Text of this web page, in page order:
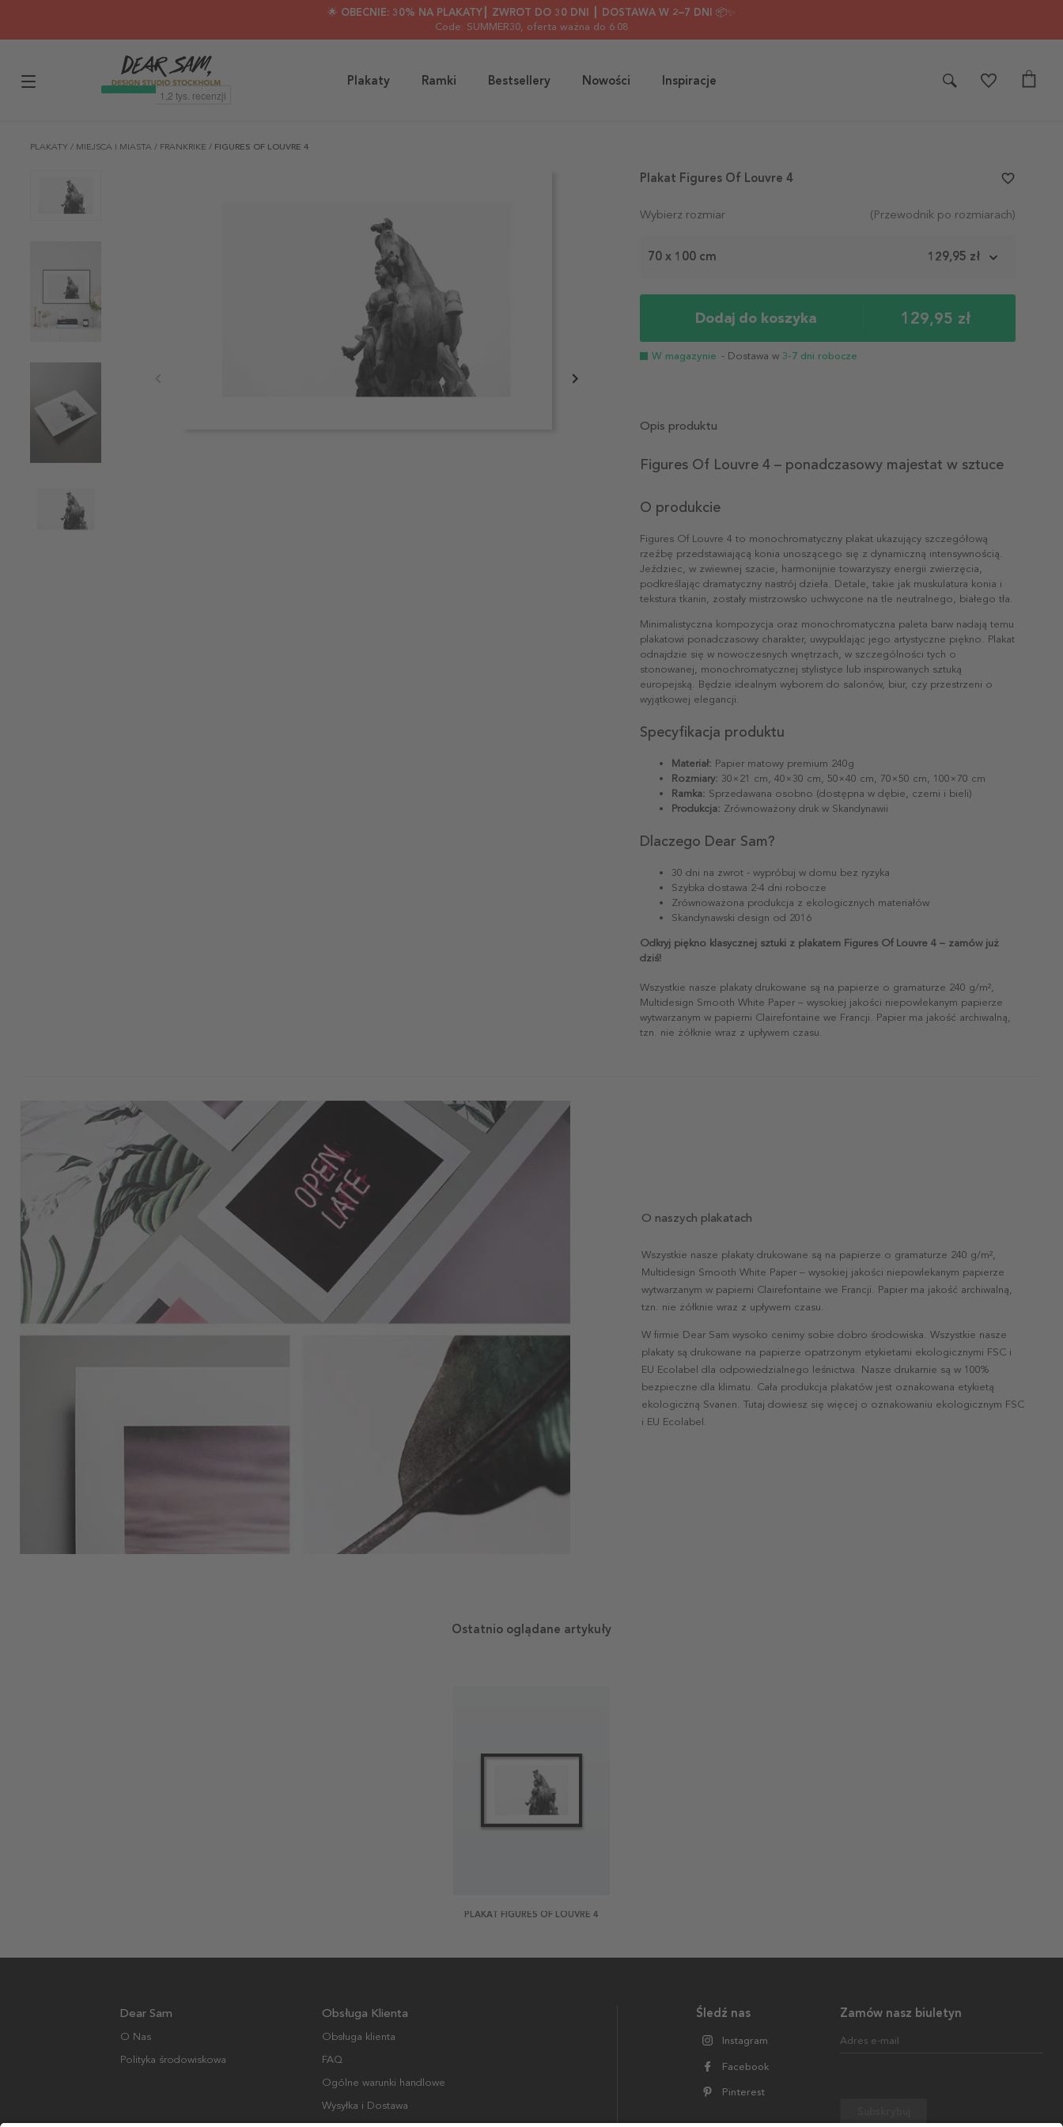
🌟 OBECNIE: 30% NA PLAKATY┃ ZWROT DO 30 DNI ┃ DOSTAWA W 2–7 DNI 📦✨
Code: SUMMER30, oferta ważna do 6.08
Plakaty Ramki Bestsellery Nowości Inspiracje
PLAKATY / MIEJSCA I MIASTA / FRANKRIKE / FIGURES OF LOUVRE 4
Wybierz rozmiar (Przewodnik po rozmiarach)
70 x 100 cm 129,95 zł
Dodaj do koszyka 129,95 zł
W magazynie - Dostawa w 3-7 dni robocze
Plakat Figures Of Louvre 4 favorite_border
Opis produktu
Figures Of Louvre 4 – ponadczasowy majestat w sztuce
O produkcie
Figures Of Louvre 4 to monochromatyczny plakat ukazujący szczegółową
rzeźbę przedstawiającą konia unoszącego się z dynamiczną intensywnością.
Jeździec, w zwiewnej szacie, harmonijnie towarzyszy energii zwierzęcia,
podkreślając dramatyczny nastrój dzieła. Detale, takie jak muskulatura konia i
tekstura tkanin, zostały mistrzowsko uchwycone na tle neutralnego, białego tła.
Minimalistyczna kompozycja oraz monochromatyczna paleta barw nadają temu
plakatowi ponadczasowy charakter, uwypuklając jego artystyczne piękno. Plakat
odnajdzie się w nowoczesnych wnętrzach, w szczególności tych o
stonowanej, monochromatycznej stylistyce lub inspirowanych sztuką
europejską. Będzie idealnym wyborem do salonów, biur, czy przestrzeni o
wyjątkowej elegancji.
Specyfikacja produktu
Materiał: Papier matowy premium 240g
Rozmiary: 30×21 cm, 40×30 cm, 50×40 cm, 70×50 cm, 100×70 cm
Ramka: Sprzedawana osobno (dostępna w dębie, czerni i bieli)
Produkcja: Zrównoważony druk w Skandynawii
Dlaczego Dear Sam?
30 dni na zwrot - wypróbuj w domu bez ryzyka
Szybka dostawa 2-4 dni robocze
Zrównoważona produkcja z ekologicznych materiałów
Skandynawski design od 2016
Odkryj piękno klasycznej sztuki z plakatem Figures Of Louvre 4 – zamów już
dziś!
Wszystkie nasze plakaty drukowane są na papierze o gramaturze 240 g/m²,
Multidesign Smooth White Paper – wysokiej jakości niepowlekanym papierze
wytwarzanym w papierni Clairefontaine we Francji. Papier ma jakość archiwalną,
tzn. nie żółknie wraz z upływem czasu.
O naszych plakatach
Wszystkie nasze plakaty drukowane są na papierze o gramaturze 240 g/m²,
Multidesign Smooth White Paper – wysokiej jakości niepowlekanym papierze
wytwarzanym w papierni Clairefontaine we Francji. Papier ma jakość archiwalną,
tzn. nie żółknie wraz z upływem czasu.
W firmie Dear Sam wysoko cenimy sobie dobro środowiska. Wszystkie nasze
plakaty są drukowane na papierze opatrzonym etykietami ekologicznymi FSC i
EU Ecolabel dla odpowiedzialnego leśnictwa. Nasze drukarnie są w 100%
bezpieczne dla klimatu. Cała produkcja plakatów jest oznakowana etykietą
ekologiczną Svanen. Tutaj dowiesz się więcej o oznakowaniu ekologicznym FSC
i EU Ecolabel.
Ostatnio oglądane artykuły
PLAKAT FIGURES OF LOUVRE 4
Zamów nasz biuletyn
Adres e-mail
Śledź nas
Instagram
Facebook
Pinterest
Dear Sam
O Nas
Polityka środowiskowa
Obsługa Klienta
Obsługa klienta
FAQ
Ogólne warunki handlowe
Wysyłka i Dostawa